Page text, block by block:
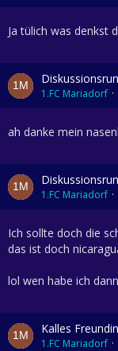
Ja tülich was denkst
1.FC Mariadorf
ah danke mein
1.FC Mariadorf
Ich sollte doch die
das ist doch
lol wen habe ich
Kalles
1.FC Mariadorf